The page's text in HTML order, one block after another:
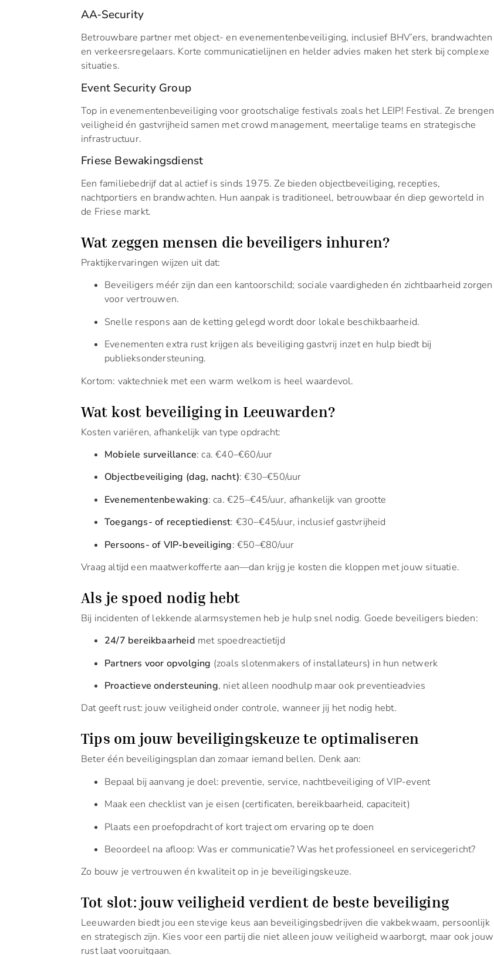
AA‑Security
Betrouwbare partner met object- en evenementenbeveiliging, inclusief BHV’ers, brandwachten
en verkeersregelaars. Korte communicatielijnen en helder advies maken het sterk bij complexe
situaties.
Event Security Group
Top in evenementenbeveiliging voor grootschalige festivals zoals het LEIP! Festival. Ze brengen
veiligheid én gastvrijheid samen met crowd management, meertalige teams en strategische
infrastructuur.
Friese Bewakingsdienst
Een familiebedrijf dat al actief is sinds 1975. Ze bieden objectbeveiliging, recepties,
nachtportiers en brandwachten. Hun aanpak is traditioneel, betrouwbaar én diep geworteld in
de Friese markt.
Wat zeggen mensen die beveiligers inhuren?
Praktijkervaringen wijzen uit dat:
Beveiligers méér zijn dan een kantoorschild; sociale vaardigheden én zichtbaarheid zorgen
voor vertrouwen.
Snelle respons aan de ketting gelegd wordt door lokale beschikbaarheid.
Evenementen extra rust krijgen als beveiliging gastvrij inzet en hulp biedt bij
publieksondersteuning.
Kortom: vaktechniek met een warm welkom is heel waardevol.
Wat kost beveiliging in Leeuwarden?
Kosten variëren, afhankelijk van type opdracht:
Mobiele surveillance: ca. €40–€60/uur
Objectbeveiliging (dag, nacht): €30–€50/uur
Evenementenbewaking: ca. €25–€45/uur, afhankelijk van grootte
Toegangs- of receptiedienst: €30–€45/uur, inclusief gastvrijheid
Persoons- of VIP-beveiliging: €50–€80/uur
Vraag altijd een maatwerkofferte aan—dan krijg je kosten die kloppen met jouw situatie.
Als je spoed nodig hebt
Bij incidenten of lekkende alarmsystemen heb je hulp snel nodig. Goede beveiligers bieden:
24/7 bereikbaarheid met spoedreactietijd
Partners voor opvolging (zoals slotenmakers of installateurs) in hun netwerk
Proactieve ondersteuning, niet alleen noodhulp maar ook preventieadvies
Dat geeft rust: jouw veiligheid onder controle, wanneer jij het nodig hebt.
Tips om jouw beveiligingskeuze te optimaliseren
Beter één beveiligingsplan dan zomaar iemand bellen. Denk aan:
Bepaal bij aanvang je doel: preventie, service, nachtbeveiliging of VIP-event
Maak een checklist van je eisen (certificaten, bereikbaarheid, capaciteit)
Plaats een proefopdracht of kort traject om ervaring op te doen
Beoordeel na afloop: Was er communicatie? Was het professioneel en servicegericht?
Zo bouw je vertrouwen én kwaliteit op in je beveiligingskeuze.
Tot slot: jouw veiligheid verdient de beste beveiliging
Leeuwarden biedt jou een stevige keus aan beveiligingsbedrijven die vakbekwaam, persoonlijk
en strategisch zijn. Kies voor een partij die niet alleen jouw veiligheid waarborgt, maar ook jouw
rust laat vooruitgaan.